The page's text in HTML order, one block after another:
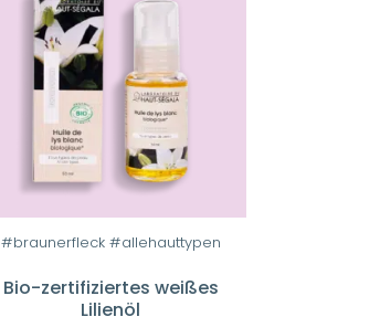
#braunerfleck #allehauttypen
Bio-zertifiziertes weißes
Lilienöl